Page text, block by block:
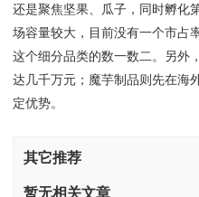
还是聚焦坚果、瓜子，同时孵化
场容量较大，目前没有一个市占
这个细分品类的数一数二。另外
达几千万元；魔芋制品则先在海
定优势。
其它推荐
暂无相关文章